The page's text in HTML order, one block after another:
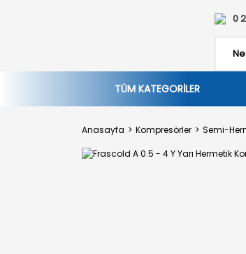
0
TÜM KATEGORİLER
Anasayfa Kompresörler Semi-